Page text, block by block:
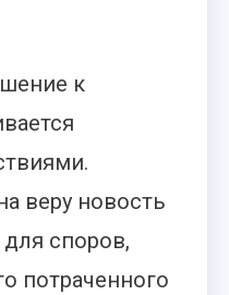
к
веру новость
споров,
потраченного